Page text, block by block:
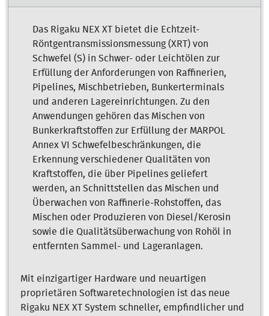
Das Rigaku NEX XT bietet die Echtzeit-
Röntgentransmissionsmessung (XRT) von
Schwefel (S) in Schwer- oder Leichtölen zur
Erfüllung der Anforderungen von Raffinerien,
Pipelines, Mischbetrieben, Bunkerterminals
und anderen Lagereinrichtungen. Zu den
Anwendungen gehören das Mischen von
Bunkerkraftstoffen zur Erfüllung der MARPOL
Annex VI Schwefelbeschränkungen, die
Erkennung verschiedener Qualitäten von
Kraftstoffen, die über Pipelines geliefert
werden, an Schnittstellen das Mischen und
Überwachen von Raffinerie-Rohstoffen, das
Mischen oder Produzieren von Diesel/Kerosin
sowie die Qualitätsüberwachung von Rohöl in
entfernten Sammel- und Lageranlagen.
Mit einzigartiger Hardware und neuartigen
proprietären Softwaretechnologien ist das neue
Rigaku NEX XT System schneller, empfindlicher und